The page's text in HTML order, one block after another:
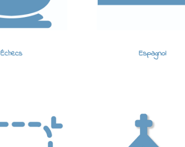
Échecs Espagnol